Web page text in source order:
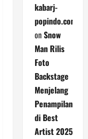
kabarj-
popindo.com
onSnow
Man Rilis
Foto
Backstage
Menjelang
Penampilan
di Best
Artist 2025